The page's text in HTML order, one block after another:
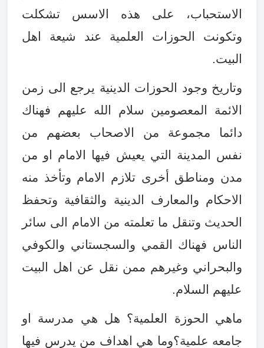
الاستحباب، على هذه الاسس تشكلت
وتكونت الحوزات العلمية عند شيعة اهل
البيت.
وتاريخ وجود الحوزات الدينية يرجع الى زمن
الائمة المعصومين سلام الله عليهم فهناك
دائما مجموعة من الاصحاب بعضهم من
نفس المدينة التي يعيش فيها الامام او من
مدن ومناطق أخرى تلازم الامام وتأخذ منه
الاحكام والمعارف الدينية والثقافية وتحفظ
الحديث وتنقل ما تعلمته من الامام الى سائر
الناس فهناك القمي والسجستاني والكوفي
والبحراني وغيرهم ممن نقل عن اهل البيت
عليهم السلام.
ماهي الحوزة العلمية؟ هل هي مدرسة او
جامعه علمية؟وما هي اهداف من يدرس فيها